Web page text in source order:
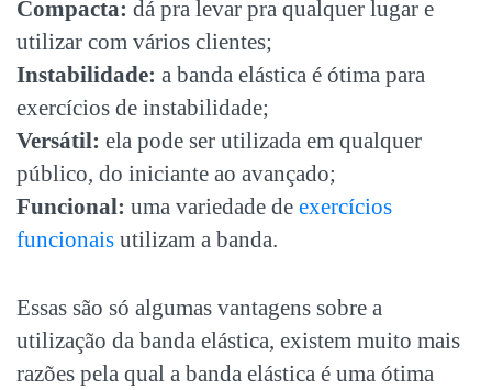
Compacta: dá pra levar pra qualquer lugar e
utilizar com vários clientes;
Instabilidade: a banda elástica é ótima para
exercícios de instabilidade;
Versátil: ela pode ser utilizada em qualquer
público, do iniciante ao avançado;
Funcional: uma variedade de exercícios
funcionais utilizam a banda.
Essas são só algumas vantagens sobre a
utilização da banda elástica, existem muito mais
razões pela qual a banda elástica é uma ótima